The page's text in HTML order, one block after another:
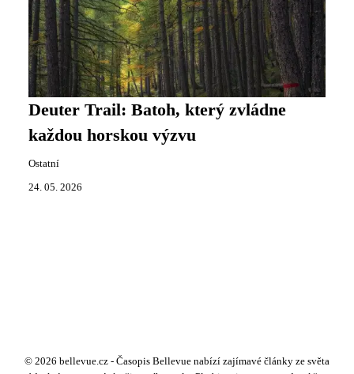
Deuter Trail: Batoh, který zvládne
každou horskou výzvu
Ostatní
24. 05. 2026
© 2026 bellevue.cz - Časopis Bellevue nabízí zajímavé články ze světa